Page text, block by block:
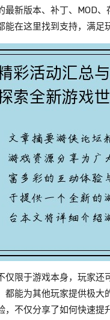
最新版本、补丁、MOD
能在这里找到支持，满足
仅限于游戏本身，玩家
都能为其他玩家提供极
，不仅分享了如何快速